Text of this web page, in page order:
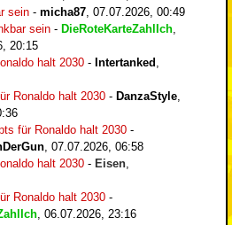
sein - micha87 07.07.2026, 00:49
sein - DieRoteKarteZahlIch
20:15
halt 2030 - Intertanked
Ronaldo halt 2030 - DanzaStyle
für Ronaldo halt 2030 -
07.07.2026, 06:58
halt 2030 - Eisen
Ronaldo halt 2030 -
06.07.2026, 23:16